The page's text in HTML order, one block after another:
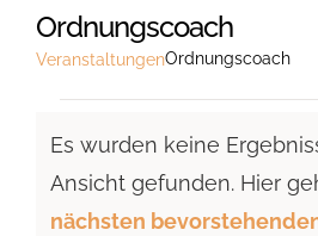
Ordnungscoach
VeranstaltungenOrdnungscoach
Hinweis
Es wurden keine
Ansicht gefunden. Hier
nächsten